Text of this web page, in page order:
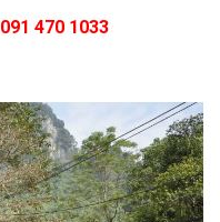
091 470 1033